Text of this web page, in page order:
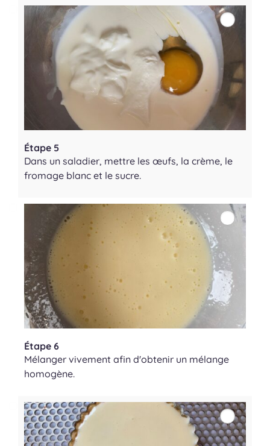
Étape 5
Dans un saladier, mettre les œufs, la crème, le
fromage blanc et le sucre.
Étape 6
Mélanger vivement afin d'obtenir un mélange
homogène.